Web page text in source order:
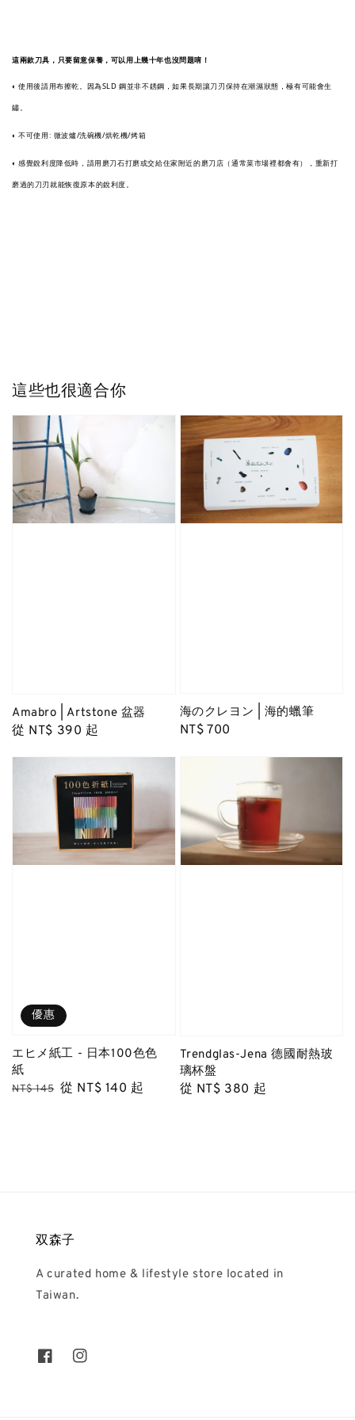
這兩款刀具，只要留意保養，可以用上幾十年也沒問題唷！
◐ 使用後請用布擦乾。因為SLD 鋼並非不銹鋼，如果長期讓刀刃保持在潮濕狀態，極有可能會生
鏽。
◐ 不可使用: 微波爐/洗碗機/烘乾機/烤箱
◐ 感覺銳利度降低時，請用磨刀石打磨或交給住家附近的磨刀店（通常菜市場裡都會有），重新打
磨過的刀刃就能恢復原本的銳利度。
這些也很適合你
Amabro | Artstone 盆器
Regular
從 NT$ 390 起
海のクレヨン | 海的蠟筆
Regular
NT$ 700
優惠
エヒメ紙工 - 日本100色色
紙
Regular
NT$ 145 Sale
從 NT$ 140 起
Trendglas-Jena 德國耐熱玻
璃杯盤
Regular
從 NT$ 380 起
双森子
A curated home & lifestyle store located in
Taiwan.